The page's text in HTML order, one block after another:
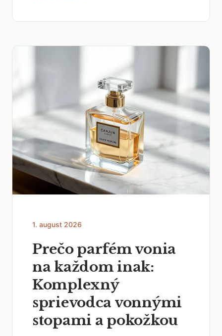
1. august 2026
Prečo parfém vonia
na každom inak:
Komplexný
sprievodca vonnými
stopami a pokožkou